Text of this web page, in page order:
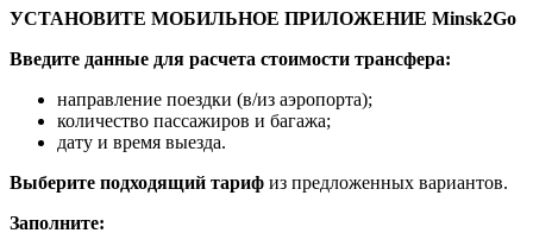
УСТАНОВИТЕ МОБИЛЬНОЕ ПРИЛОЖЕНИЕ Minsk2Go
Введите данные для расчета стоимости трансфера:
направление поездки (в/из аэропорта);
количество пассажиров и багажа;
дату и время выезда.
Выберите подходящий тариф из предложенных вариантов.
Заполните: